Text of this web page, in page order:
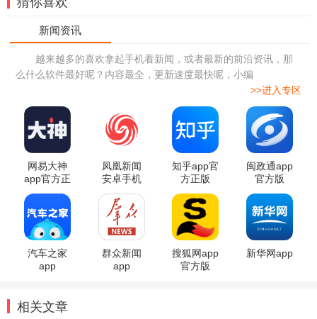
越来越多的喜欢拿起手机看新闻，或者最新的前沿资讯，那
么什么软件最好呢？内容最全，更新速度最快呢，小编
>>进入专区
网易大神
app官方正
版
凤凰新闻
安卓手机
版
知乎app官
方正版
闽政通app
官方版
汽车之家
app
群众新闻
app
搜狐网app
官方版
新华网app
相关文章